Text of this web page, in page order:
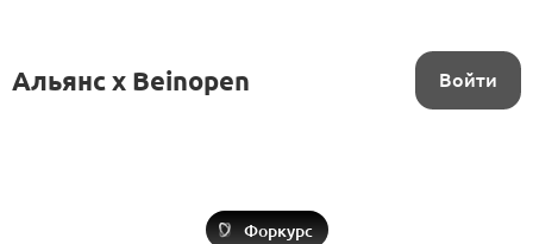
Альянс x Beinopen Войти
Форкурс